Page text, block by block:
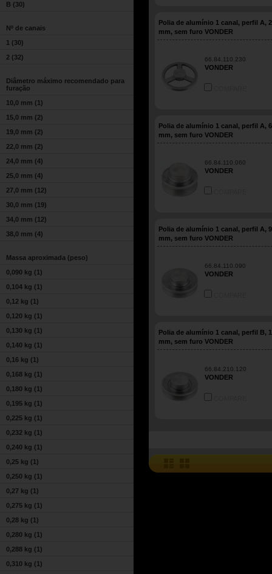
B (30)
Nº de canais
1 (30)
2 (32)
Diâmetro máximo recomendado para
furação
10,0 mm (1)
15,0 mm (2)
19,0 mm (2)
22,0 mm (2)
24,0 mm (4)
25,0 mm (4)
27,0 mm (12)
30,0 mm (19)
34,0 mm (12)
38,0 mm (4)
Massa aproximada (peso)
0,090 kg (1)
0,104 kg (1)
0,12 kg (1)
0,120 kg (1)
0,130 kg (1)
0,140 kg (1)
0,16 kg (1)
0,168 kg (1)
0,180 kg (1)
0,195 kg (1)
0,225 kg (1)
0,232 kg (1)
0,240 kg (1)
0,25 kg (1)
0,250 kg (1)
0,27 kg (1)
0,275 kg (1)
0,28 kg (1)
0,280 kg (1)
0,288 kg (1)
0,310 kg (1)
Polia de alumínio 1 canal, perfil A,
mm, sem furo VONDER
66.84.110.230
VONDER
Polia de alumínio 1 canal, perfil A,
mm, sem furo VONDER
66.84.110.060
VONDER
Polia de alumínio 1 canal, perfil A,
mm, sem furo VONDER
66.84.110.090
VONDER
Polia de alumínio 1 canal, perfil B,
mm, sem furo VONDER
66.84.210.120
VONDER